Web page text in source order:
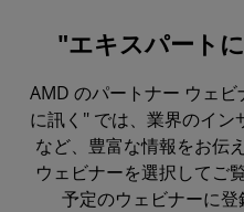
"エキスパート
AMD のパートナー ウェ
に訊く" では、業界のイン
など、豊富な情報をお伝
ウェビナーを選択してご
予定のウェビナーに登